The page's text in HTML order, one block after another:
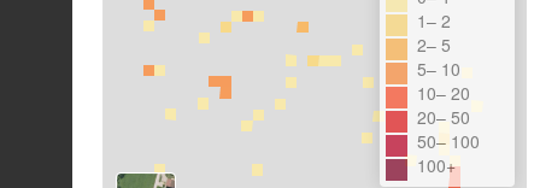
1– 2
2– 5
5– 10
10– 20
20– 50
50– 100
100+